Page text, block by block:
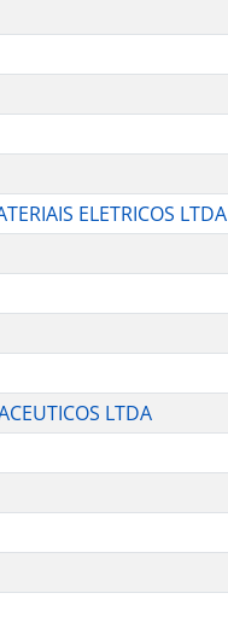
ELETRICOS LTDA
LTDA